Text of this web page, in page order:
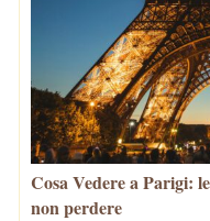
Cosa Vedere a Parigi:
non perdere